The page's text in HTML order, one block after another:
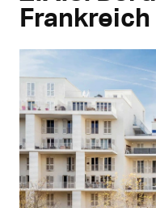
Frankreich